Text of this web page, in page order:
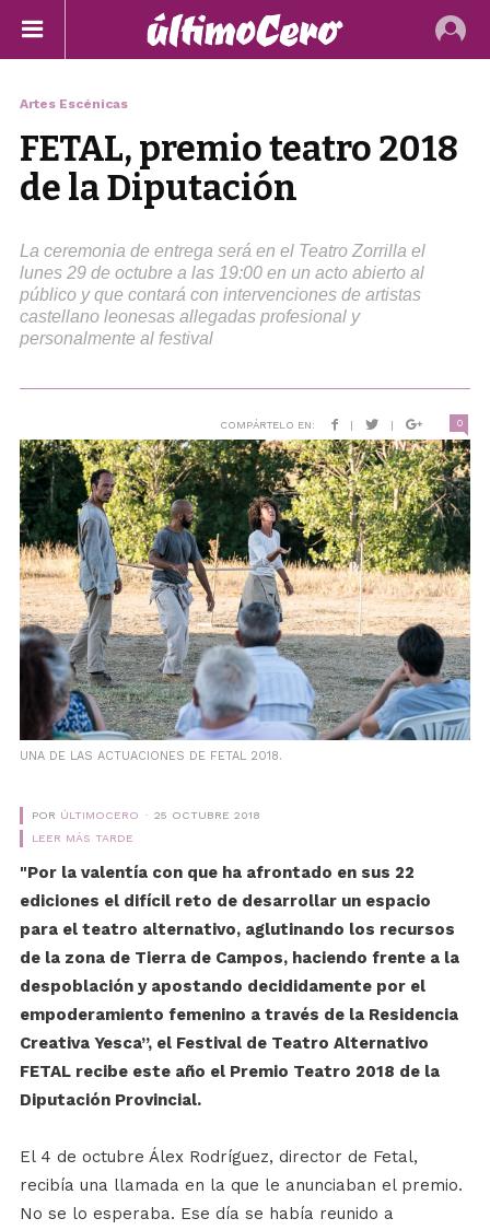
Artes Escénicas
FETAL, premio teatro 2018
de la Diputación
La ceremonia de entrega será en el Teatro Zorrilla el
lunes 29 de octubre a las 19:00 en un acto abierto al
público y que contará con intervenciones de artistas
castellano leonesas allegadas profesional y
personalmente al festival
COMPÁRTELO EN: | | 0
UNA DE LAS ACTUACIONES DE FETAL 2018.
POR ÚLTIMOCERO
25 OCTUBRE 2018
LEER MÁS TARDE
"Por la valentía con que ha afrontado en sus 22
ediciones el difícil reto de desarrollar un espacio
para el teatro alternativo, aglutinando los recursos
de la zona de Tierra de Campos, haciendo frente a la
despoblación y apostando decididamente por el
empoderamiento femenino a través de la Residencia
Creativa Yesca”, el Festival de Teatro Alternativo
FETAL recibe este año el Premio Teatro 2018 de la
Diputación Provincial.
El 4 de octubre Álex Rodríguez, director de Fetal,
recibía una llamada en la que le anunciaban el premio.
No se lo esperaba. Ese día se había reunido a